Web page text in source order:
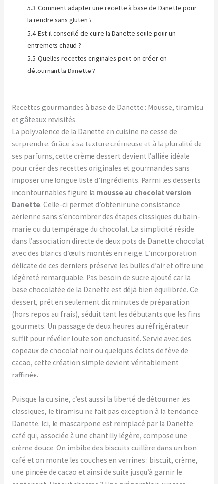
5.3 Comment adapter une recette à base de Danette pour
la rendre sans gluten ?
5.4 Est-il conseillé de cuire la Danette seule pour un
entremets chaud ?
5.5 Quelles recettes originales peut-on créer en
détournant la Danette ?
Recettes gourmandes à base de Danette : Mousse, tiramisu
et gâteaux revisités
La polyvalence de la Danette en cuisine ne cesse de
surprendre. Grâce à sa texture crémeuse et à la pluralité de
ses parfums, cette crème dessert devient l’alliée idéale
pour créer des recettes originales et gourmandes sans
imposer une longue liste d’ingrédients. Parmi les desserts
incontournables figure la mousse au chocolat version
Danette. Celle-ci permet d’obtenir une consistance
aérienne sans s’encombrer des étapes classiques du bain-
marie ou du tempérage du chocolat. La simplicité réside
dans l’association directe de deux pots de Danette chocolat
avec des blancs d’œufs montés en neige. L’incorporation
délicate de ces derniers préserve les bulles d’air et offre une
légèreté remarquable. Pas besoin de sucre ajouté car la
base chocolatée de la Danette est déjà bien équilibrée. Ce
dessert, prêt en seulement dix minutes de préparation
(hors repos au frais), séduit tant les débutants que les fins
gourmets. Un passage de deux heures au réfrigérateur
suffit pour révéler toute son onctuosité. Servie avec des
copeaux de chocolat noir ou quelques éclats de fève de
cacao, cette création simple devient véritablement
raffinée.
Puisque la cuisine, c’est aussi la liberté de détourner les
classiques, le tiramisu ne fait pas exception à la tendance
Danette. Ici, le mascarpone est remplacé par la Danette
café qui, associée à une chantilly légère, compose une
crème douce. On imbibe des biscuits cuillère dans un bon
café et on monte les couches en verrines : biscuit, crème,
une pincée de cacao et ainsi de suite jusqu’à garnir le